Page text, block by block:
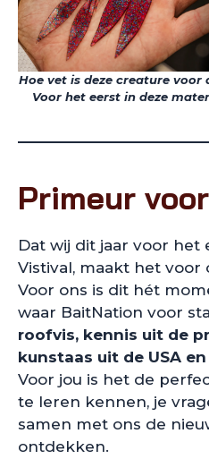
Hoe vet is deze creature
Voor het eerst in deze
Primeur
Dat wij dit jaar voor het
Vistival, maakt het voor
Voor ons is dit hét
waar BaitNation voor
roofvis, kennis uit de
kunstaas uit de USA
Voor jou is het de
te leren kennen, je
samen met ons de
ontdekken.